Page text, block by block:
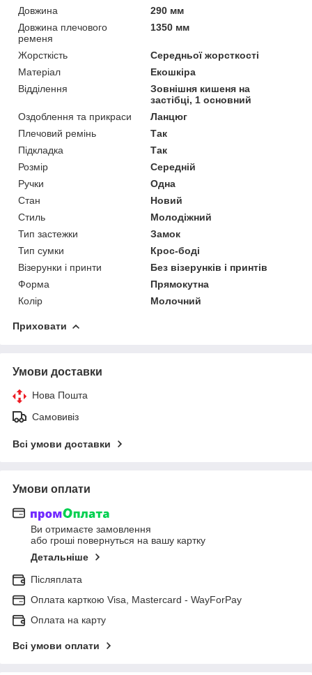
Довжина
290 мм
Довжина плечового
ременя
1350 мм
Жорсткість
Середньої жорсткості
Матеріал
Екошкіра
Відділення
Зовнішня кишеня на
застібці, 1 основний
Оздоблення та прикраси
Ланцюг
Плечовий ремінь
Так
Підкладка
Так
Розмір
Середній
Ручки
Одна
Стан
Новий
Стиль
Молодіжний
Тип застежки
Замок
Тип сумки
Крос-боді
Візерунки і принти
Без візерунків і принтів
Форма
Прямокутна
Колір
Молочний
Приховати
Умови доставки
Нова Пошта
Самовивіз
Всі умови доставки
Умови оплати
Ви отримаєте замовлення
або гроші повернуться на вашу картку
Детальніше
Післяплата
Оплата карткою Visa, Mastercard - WayForPay
Оплата на карту
Всі умови оплати